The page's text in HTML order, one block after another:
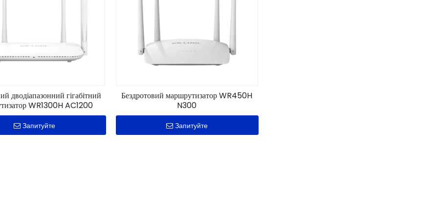
дводіапазонний гігабітний
WR1300H AC1200
Запитуйте
Бездротовий маршрутизатор WR450H
N300
Запитуйте